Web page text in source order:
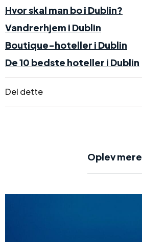
Hvor skal man bo i Dublin?
Vandrerhjem i Dublin
Boutique-hoteller i Dublin
De 10 bedste hoteller i Dublin
Del dette
Oplev mere